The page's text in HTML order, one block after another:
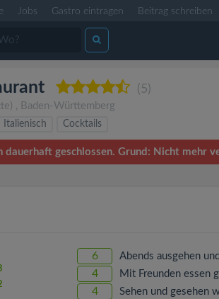
Jobs Gastro eintragen Beitrag schreiben
(5)
, Baden-Württemberg
Italienisch Cocktails
dauerhaft geschlossen. Grund: Nicht
6 Abends ausgehen
4 Mit Freunden essen
4 Sehen und gesehen